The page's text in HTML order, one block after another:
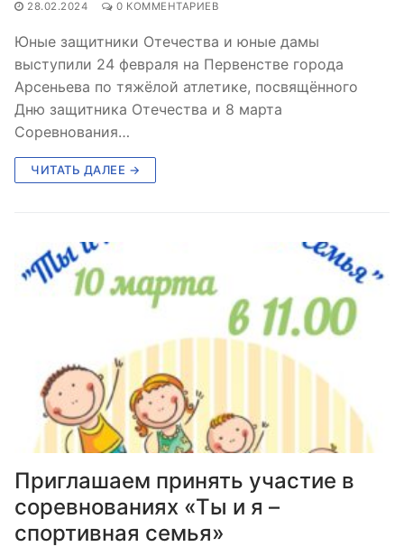
28.02.2024 0 КОММЕНТАРИЕВ
Юные защитники Отечества и юные дамы
выступили 24 февраля на Первенстве города
Арсеньева по тяжёлой атлетике, посвящённого
Дню защитника Отечества и 8 марта ⁣
Соревнования…
ЧИТАТЬ ДАЛЕЕ →
Приглашаем принять участие в
соревнованиях «Ты и я –
спортивная семья»